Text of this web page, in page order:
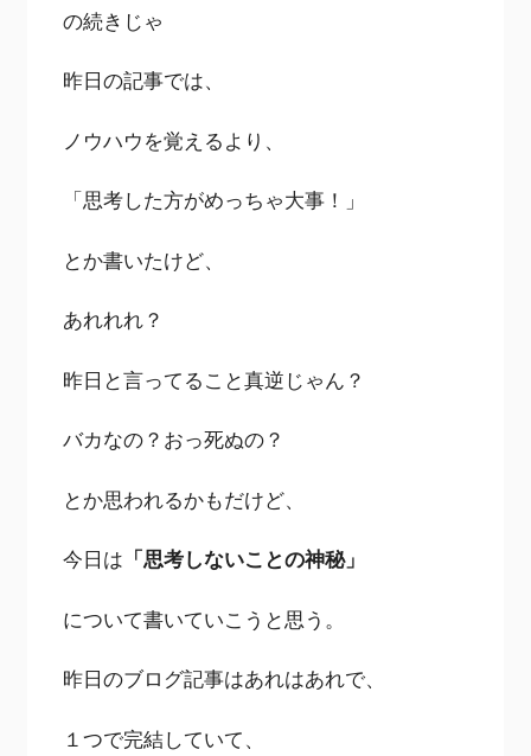
の続きじゃ
昨日の記事では、
ノウハウを覚えるより、
「思考した方がめっちゃ大事！」
とか書いたけど、
あれれれ？
昨日と言ってること真逆じゃん？
バカなの？おっ死ぬの？
とか思われるかもだけど、
今日は 「思考しないことの神秘」
について書いていこうと思う。
昨日のブログ記事はあれはあれで、
１つで完結していて、